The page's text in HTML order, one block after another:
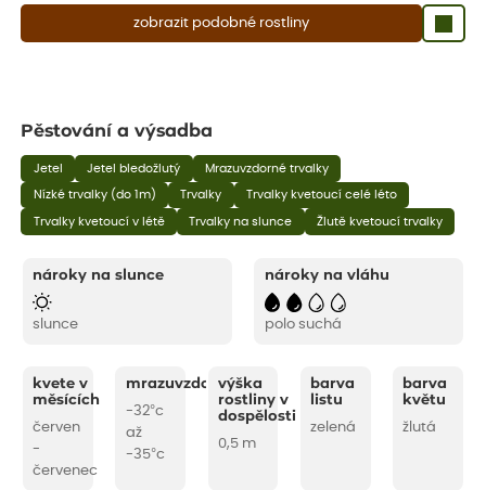
zobrazit podobné rostliny
Pěstování a výsadba
Jetel Jetel bledožlutý Mrazuvzdorné trvalky
Nízké trvalky (do 1m) Trvalky Trvalky kvetoucí celé léto
Trvalky kvetoucí v létě Trvalky na slunce Žlutě kvetoucí trvalky
nároky na slunce
slunce
nároky na vláhu
polo suchá
kvete v
měsících
červen
-
červenec
mrazuvzdornost
-32°c
až
-35°c
výška
rostliny v
dospělosti
0,5 m
barva
listu
zelená
barva
květu
žlutá